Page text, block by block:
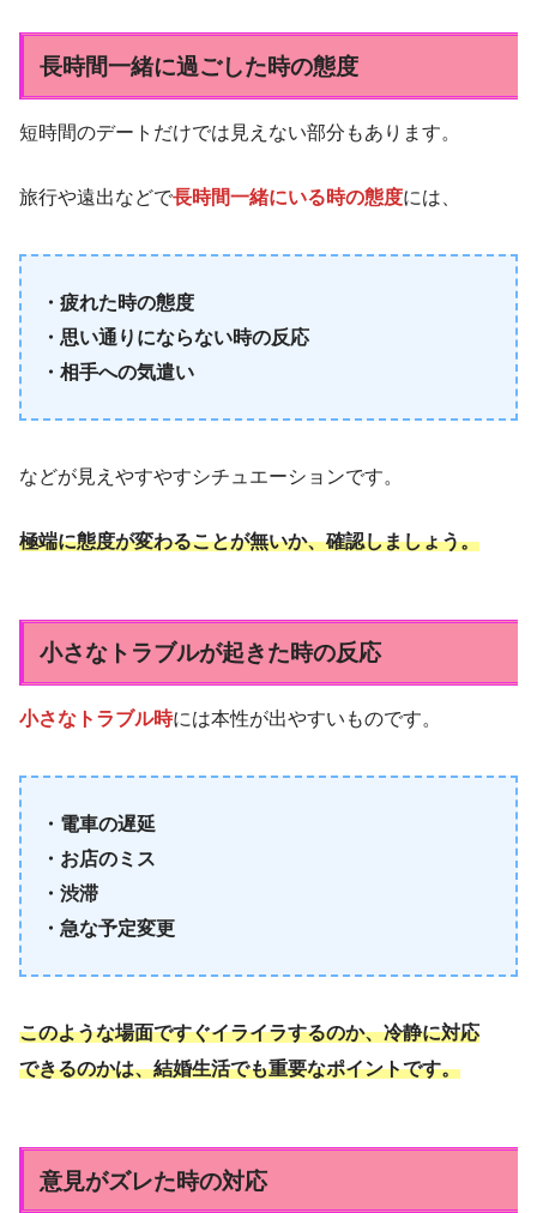
長時間一緒に過ごした時の態度
短時間のデートだけでは見えない部分もあります。
旅行や遠出などで長時間一緒にいる時の態度には、
・疲れた時の態度
・思い通りにならない時の反応
・相手への気遣い
などが見えやすやすシチュエーションです。
極端に態度が変わることが無いか、確認しましょう。
小さなトラブルが起きた時の反応
小さなトラブル時には本性が出やすいものです。
・電車の遅延
・お店のミス
・渋滞
・急な予定変更
このような場面ですぐイライラするのか、冷静に対応
できるのかは、結婚生活でも重要なポイントです。
意見がズレた時の対応